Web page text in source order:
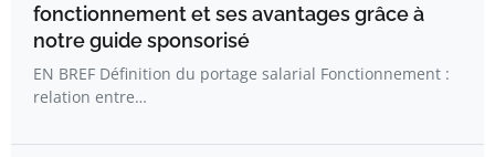
fonctionnement et ses avantages grâce à
notre guide sponsorisé
EN BREF Définition du portage salarial Fonctionnement :
relation entre…